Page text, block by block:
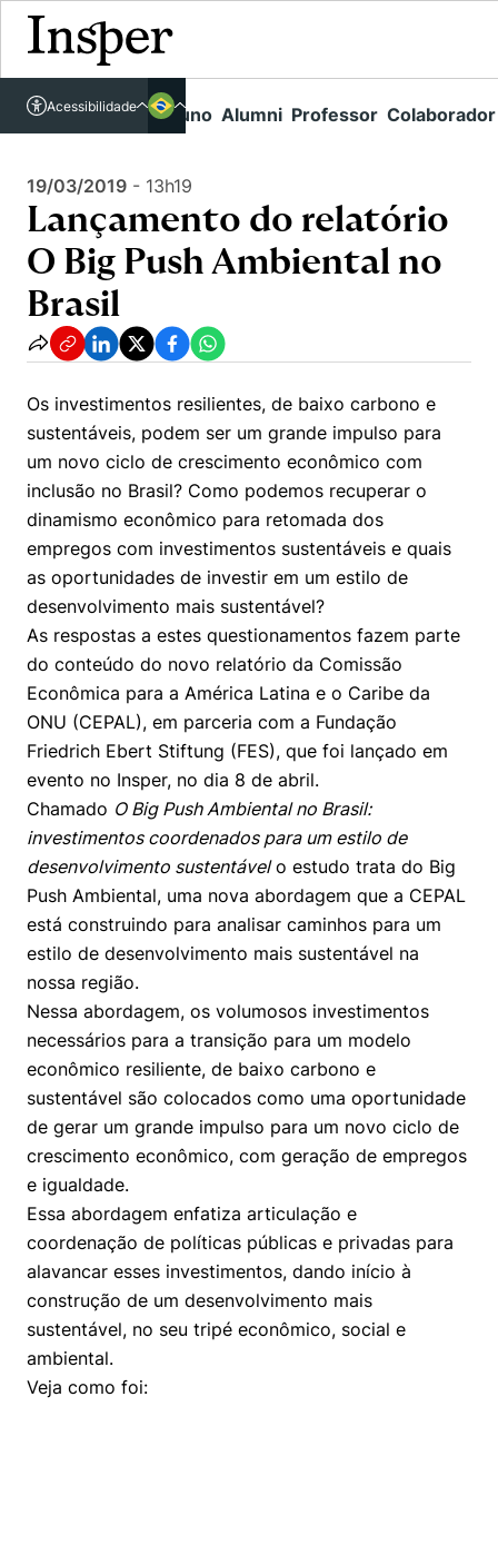
Links rápidos Aluno Alumni Professor Colaborador
Acessibilidade
Acessível em libras
Vestibular
Graduação
Todas as Engenharias
Engenharia de Computação
Engenharia de Produção
Engenharia Mecânica
Engenharia Mecatrônica
Pós-Graduação
Direito
Economia
Finanças
Negócios
Políticas Públicas
Sustentabilidade
Tecnologia e Dados
Educação Executiva
Busca por Áreas de Conhecimento
Quem Somos
Internacional
Hub de Inovação e Empreendedorismo
Como funciona
Prêmio Duda Ermírio de Moraes
Resolução Eficaz de Problemas
Oportunidade de Negócios
Trabalhe conosco
Sala de Imprensa
Comunidade Transforme
Missão
Projetos Sociais
Pesquisa
Pesquisa no Insper
Centros de Conhecimento
Cátedras
Centro de Dados e IA
Biblioteca Telles
Repositório Institucional
Pesquisa na Graduação
Seminários Acadêmicos
Comitê de Ética em Pesquisa
Conteúdos
Carreiras e Cursos
Newsletters
Notícias
Youtube
Instagram
Linkedin
Unidades Acadêmicas
Gestão e Economia
Engenharia e Ciência da Computação
Direito
Corpo Docente
Busca por docentes
Áreas de Conhecimento
Prêmios de Excelência
Ensino e aprendizagem
Fale Conosco
Atendimento
Visite o Insper
Canal de Ética
Portal da Privacidade
Insper - Home Page\Agenda de Eventos - arquivo \
Lançamento do relatório O Big Push Ambiental no Brasil
19/03/2019 - 13h19
Lançamento do relatório
O Big Push Ambiental no
Brasil
Os investimentos resilientes, de baixo carbono e
sustentáveis, podem ser um grande impulso para
um novo ciclo de crescimento econômico com
inclusão no Brasil? Como podemos recuperar o
dinamismo econômico para retomada dos
empregos com investimentos sustentáveis e quais
as oportunidades de investir em um estilo de
desenvolvimento mais sustentável?
As respostas a estes questionamentos fazem parte
do conteúdo do novo relatório da Comissão
Econômica para a América Latina e o Caribe da
ONU (CEPAL), em parceria com a Fundação
Friedrich Ebert Stiftung (FES), que foi lançado em
evento no Insper, no dia 8 de abril.
Chamado O Big Push Ambiental no Brasil:
investimentos coordenados para um estilo de
desenvolvimento sustentávelo estudo trata do Big
Push Ambiental, uma nova abordagem que a CEPAL
está construindo para analisar caminhos para um
estilo de desenvolvimento mais sustentável na
nossa região.
Nessa abordagem, os volumosos investimentos
necessários para a transição para um modelo
econômico resiliente, de baixo carbono e
sustentável são colocados como uma oportunidade
de gerar um grande impulso para um novo ciclo de
crescimento econômico, com geração de empregos
e igualdade.
Essa abordagem enfatiza articulação e
coordenação de políticas públicas e privadas para
alavancar esses investimentos, dando início à
construção de um desenvolvimento mais
sustentável, no seu tripé econômico, social e
ambiental.
Veja como foi: